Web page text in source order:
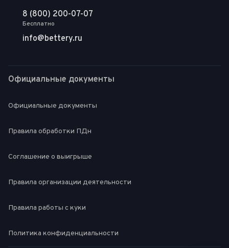
8 (800) 200-07-07
Бесплатно
info@bettery.ru
Официальные документы
Официальные документы
Правила обработки ПДн
Соглашение о выигрыше
Правила организации деятельности
Правила работы с куки
Политика конфиденциальности